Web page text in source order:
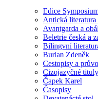
Edice
Antická
Avantgarda a
Beletrie česká a
Bilingvní
Burian Zdeněk
Cestopisy a
Cizojazyčné tituly
Čapek Karel
Časopisy